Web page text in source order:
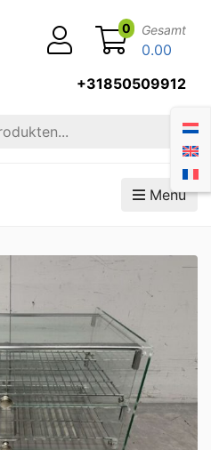
+31850509912
0 Gesamt
0.00
Menü